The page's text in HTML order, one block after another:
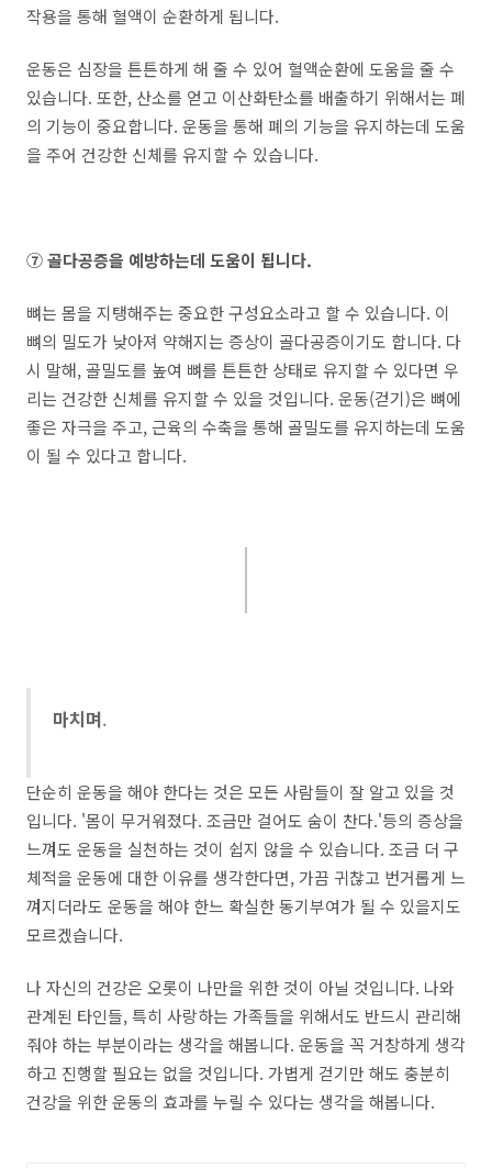
작용을 통해 혈액이 순환하게 됩니다.
운동은 심장을 튼튼하게 해 줄 수 있어 혈액순환에 도움을 줄 수
있습니다. 또한, 산소를 얻고 이산화탄소를 배출하기 위해서는 폐
의 기능이 중요합니다. 운동을 통해 폐의 기능을 유지하는데 도움
을 주어 건강한 신체를 유지할 수 있습니다.
⑦ 골다공증을 예방하는데 도움이 됩니다.
뼈는 몸을 지탱해주는 중요한 구성요소라고 할 수 있습니다. 이
뼈의 밀도가 낮아져 약해지는 증상이 골다공증이기도 합니다. 다
시 말해, 골밀도를 높여 뼈를 튼튼한 상태로 유지할 수 있다면 우
리는 건강한 신체를 유지할 수 있을 것입니다. 운동(걷기)은 뼈에
좋은 자극을 주고, 근육의 수축을 통해 골밀도를 유지하는데 도움
이 될 수 있다고 합니다.
마치며.
단순히 운동을 해야 한다는 것은 모든 사람들이 잘 알고 있을 것
입니다. '몸이 무거워졌다. 조금만 걸어도 숨이 찬다.'등의 증상을
느껴도 운동을 실천하는 것이 쉽지 않을 수 있습니다. 조금 더 구
체적을 운동에 대한 이유를 생각한다면, 가끔 귀찮고 번거롭게 느
껴지더라도 운동을 해야 한느 확실한 동기부여가 될 수 있을지도
모르겠습니다.
나 자신의 건강은 오롯이 나만을 위한 것이 아닐 것입니다. 나와
관계된 타인들, 특히 사랑하는 가족들을 위해서도 반드시 관리해
줘야 하는 부분이라는 생각을 해봅니다. 운동을 꼭 거창하게 생각
하고 진행할 필요는 없을 것입니다. 가볍게 걷기만 해도 충분히
건강을 위한 운동의 효과를 누릴 수 있다는 생각을 해봅니다.